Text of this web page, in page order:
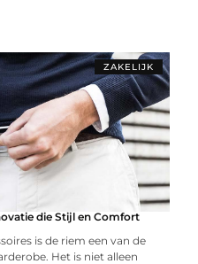
ZAKELIJK
die Stijl en Comfort
is de riem een van de
Het is niet alleen